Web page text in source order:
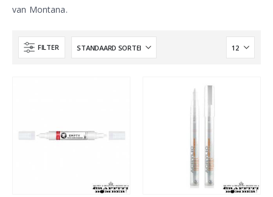
van Montana.
FILTER